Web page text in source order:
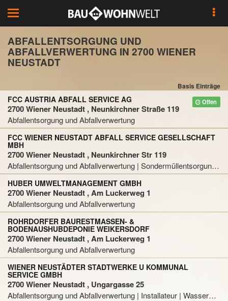
Toggle
navigation
ABFALLENTSORGUNG UND
ABFALLVERWERTUNG IN 2700 WIENER
NEUSTADT
Basis Einträge
Offen
FCC AUSTRIA ABFALL SERVICE AG
2700 Wiener Neustadt , Neunkirchner Straße 119
Abfallentsorgung und Abfallverwertung
FCC WIENER NEUSTADT ABFALL SERVICE GESELLSCHAFT
MBH
2700 Wiener Neustadt , Neunkirchner Str 119
Abfallentsorgung und Abfallverwertung | Sondermüllentsorgung und Sondermüllverwertung
HUBER UMWELTMANAGEMENT GMBH
2700 Wiener Neustadt , Am Luckerweg 1
Abfallentsorgung und Abfallverwertung
ROHRDORFER BAURESTMASSEN- &
BODENAUSHUBDEPONIE WEIKERSDORF
2700 Wiener Neustadt , Am Luckerweg 1
Abfallentsorgung und Abfallverwertung
WIENER NEUSTÄDTER STADTWERKE U KOMMUNAL
SERVICE GMBH
2700 Wiener Neustadt , Ungargasse 25
Abfallentsorgung und Abfallverwertung | Installateur | Wasserwerk | Gemeinde